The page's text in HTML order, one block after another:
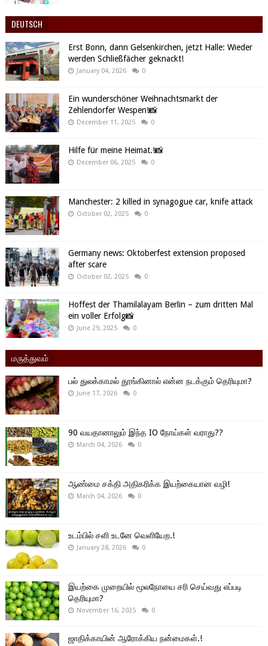
DEUTSCH
Erst Bonn, dann Gelsenkirchen, jetzt Halle: Wieder
werden Schließfächer geknackt!
January 04, 2026 0
Ein wunderschöner Weihnachtsmarkt der
Zehlendorfer Wespen!📸
December 11, 2025 0
Hilfe für meine Heimat.!📸
December 06, 2025 0
Manchester: 2 killed in synagogue car, knife attack
October 02, 2025 0
Germany news: Oktoberfest extension proposed
after scare
October 02, 2025 0
Hoffest der Thamilalayam Berlin – zum dritten Mal
ein voller Erfolg📸
June 29, 2025 0
மருத்துவம்
பல் துலக்காமல் தூங்கினால் என்ன நடக்கும் தெரியுமா?
June 17, 2026 0
90 வயதானாலும் இந்த IO நோய்கள் வராது??
March 04, 2026 0
ஆண்மை சக்தி அதிகரிக்க இயற்கையான வழி!
March 04, 2026 0
உடம்பில் சளி உடனே வெளியேற.!
January 28, 2026 0
இயற்கை முறையில் மூலநோயை சரி செய்வது எப்படி
தெரியுமா?
November 16, 2025 0
ஜாதிக்காயின் ஆரோக்கிய நன்மைகள்.!